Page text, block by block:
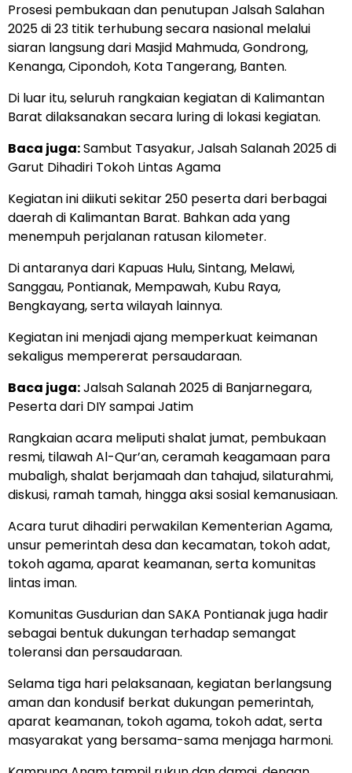
Prosesi pembukaan dan penutupan Jalsah Salahan
2025 di 23 titik terhubung secara nasional melalui
siaran langsung dari Masjid Mahmuda, Gondrong,
Kenanga, Cipondoh, Kota Tangerang, Banten.
Di luar itu, seluruh rangkaian kegiatan di Kalimantan
Barat dilaksanakan secara luring di lokasi kegiatan.
Baca juga:Sambut Tasyakur, Jalsah Salanah 2025 di
Garut Dihadiri Tokoh Lintas Agama
Kegiatan ini diikuti sekitar 250 peserta dari berbagai
daerah di Kalimantan Barat. Bahkan ada yang
menempuh perjalanan ratusan kilometer.
Di antaranya dari Kapuas Hulu, Sintang, Melawi,
Sanggau, Pontianak, Mempawah, Kubu Raya,
Bengkayang, serta wilayah lainnya.
Kegiatan ini menjadi ajang memperkuat keimanan
sekaligus mempererat persaudaraan.
Baca juga:Jalsah Salanah 2025 di Banjarnegara,
Peserta dari DIY sampai Jatim
Rangkaian acara meliputi shalat jumat, pembukaan
resmi, tilawah Al-Qur’an, ceramah keagamaan para
mubaligh, shalat berjamaah dan tahajud, silaturahmi,
diskusi, ramah tamah, hingga aksi sosial kemanusiaan.
Acara turut dihadiri perwakilan Kementerian Agama,
unsur pemerintah desa dan kecamatan, tokoh adat,
tokoh agama, aparat keamanan, serta komunitas
lintas iman.
Komunitas Gusdurian dan SAKA Pontianak juga hadir
sebagai bentuk dukungan terhadap semangat
toleransi dan persaudaraan.
Selama tiga hari pelaksanaan, kegiatan berlangsung
aman dan kondusif berkat dukungan pemerintah,
aparat keamanan, tokoh agama, tokoh adat, serta
masyarakat yang bersama-sama menjaga harmoni.